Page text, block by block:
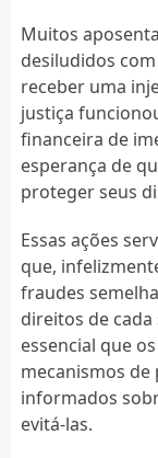
Muitos
desiludidos
receber uma
justiça
financeira de
esperança de
proteger seus
Essas ações
que,
fraudes
direitos de
essencial que
mecanismos
informados
evitá-las.